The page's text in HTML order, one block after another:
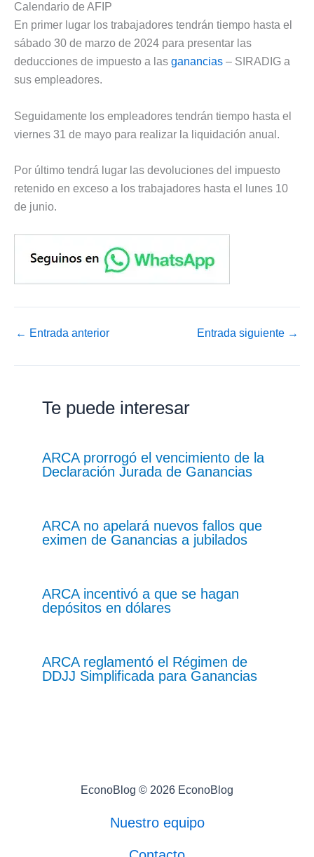
Calendario de AFIP
En primer lugar los trabajadores tendrán tiempo hasta el
sábado 30 de marzo de 2024 para presentar las
deducciones de impuesto a las ganancias – SIRADIG a
sus empleadores.
Seguidamente los empleadores tendrán tiempo hasta el
viernes 31 de mayo para realizar la liquidación anual.
Por último tendrá lugar las devoluciones del impuesto
retenido en exceso a los trabajadores hasta el lunes 10
de junio.
← Entrada anterior Entrada siguiente →
Te puede interesar
ARCA prorrogó el vencimiento de la
Declaración Jurada de Ganancias
ARCA no apelará nuevos fallos que
eximen de Ganancias a jubilados
ARCA incentivó a que se hagan
depósitos en dólares
ARCA reglamentó el Régimen de
DDJJ Simplificada para Ganancias
EconoBlog © 2026 EconoBlog
Nuestro equipo